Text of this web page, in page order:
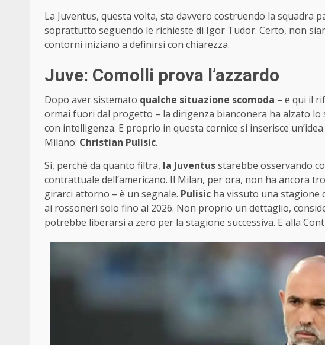
La Juventus, questa volta, sta davvero costruendo la squadra
soprattutto seguendo le richieste di Igor Tudor. Certo, non
contorni iniziano a definirsi con chiarezza.
Juve: Comolli prova l’azzardo
Dopo aver sistemato qualche situazione scomoda – e qui il
ormai fuori dal progetto – la dirigenza bianconera ha alzato lo
con intelligenza. E proprio in questa cornice si inserisce
Milano: Christian Pulisic.
Sì, perché da quanto filtra, la Juventusstarebbe osservando
contrattuale dell’americano. Il Milan, per ora, non ha ancora
girarci attorno – è un segnale. Pulisic ha vissuto una
ai rossoneri solo fino al 2026. Non proprio un dettaglio,
potrebbe liberarsi a zero per la stagione successiva. E alla